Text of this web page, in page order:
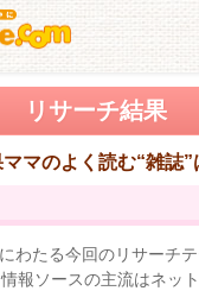
リサーチ結果
ママのよく読む“雑誌”
わたる今回のリサーチ
情報ソースの主流はネッ